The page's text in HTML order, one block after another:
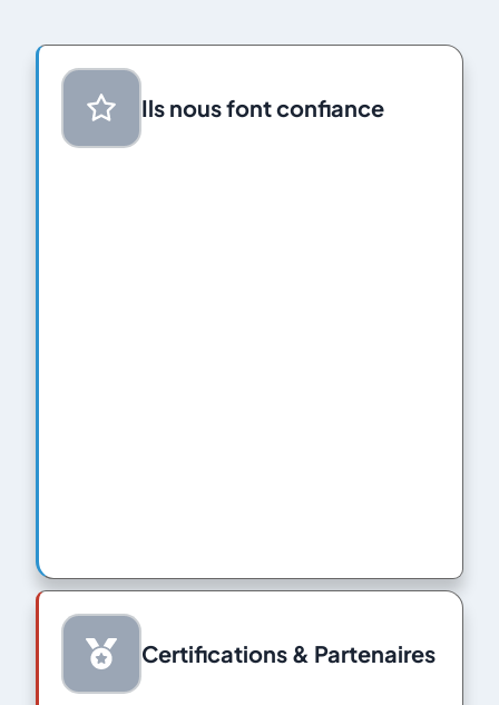
Ils nous font confiance
Certifications & Partenaires